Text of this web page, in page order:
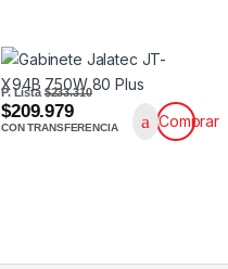
P. Lista$233.310
$209.979
CON TRANSFERENCIA Comprar